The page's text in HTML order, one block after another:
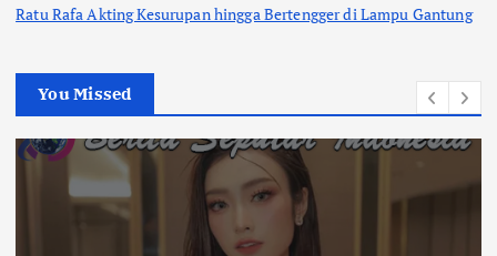
Ratu Rafa Akting Kesurupan hingga Bertengger di Lampu Gantung
You Missed